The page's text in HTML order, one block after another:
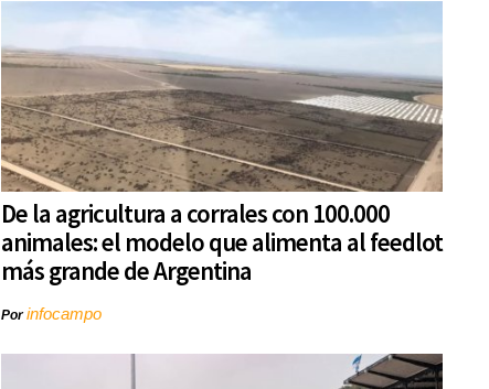
De la agricultura a corrales con 100.000
animales: el modelo que alimenta al feedlot
más grande de Argentina
Porinfocampo